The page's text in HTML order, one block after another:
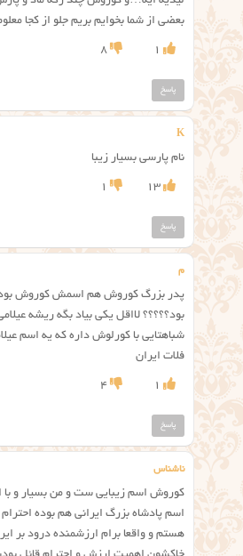
بعضی از شما بخوایم بریم جلو از کجا
1
8
پاسخ
K
نام پارسی بسیار زیبا
13
1
پاسخ
م
پدر بزرگ کوروش هم اسمش کوروش
بود؟؟؟؟؟ لااقل یکی بیاد بگه ریشه
شباهتایی با کورلوش داره که یه اسم
فلات ایران
1
4
پاسخ
ناشناس
کوروش اسم زیبایی ست و من بسیار و با
اسم پادشاه بزرگ ایرانی هم بوده
هستم و واقعا برام ارزشمنده درود بر